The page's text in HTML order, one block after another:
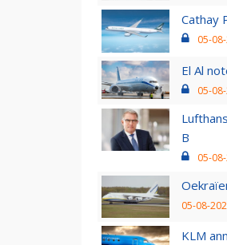
Cathay
05-
El Al
05-
B
05-
05-08-
KLM